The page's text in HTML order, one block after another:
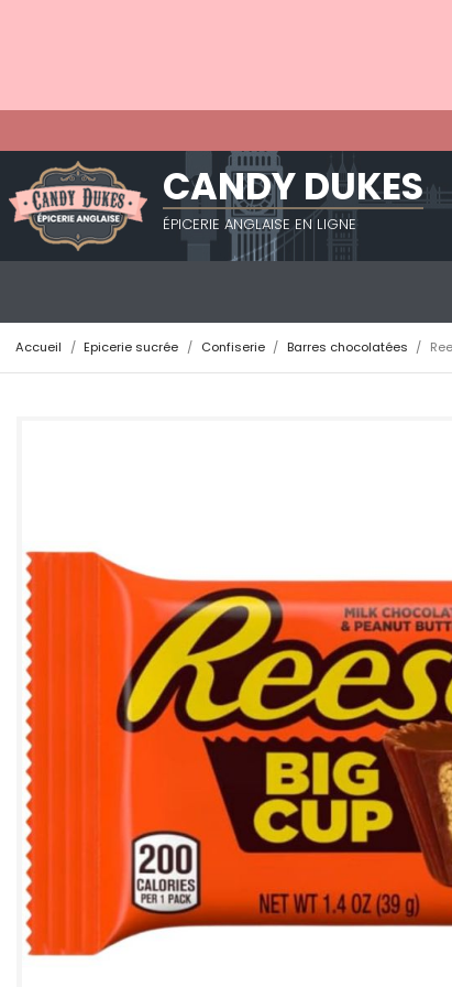
CANDY DUKES
ÉPICERIE ANGLAISE EN LIGNE
Accueil Epicerie sucrée Confiserie Barres chocolatées